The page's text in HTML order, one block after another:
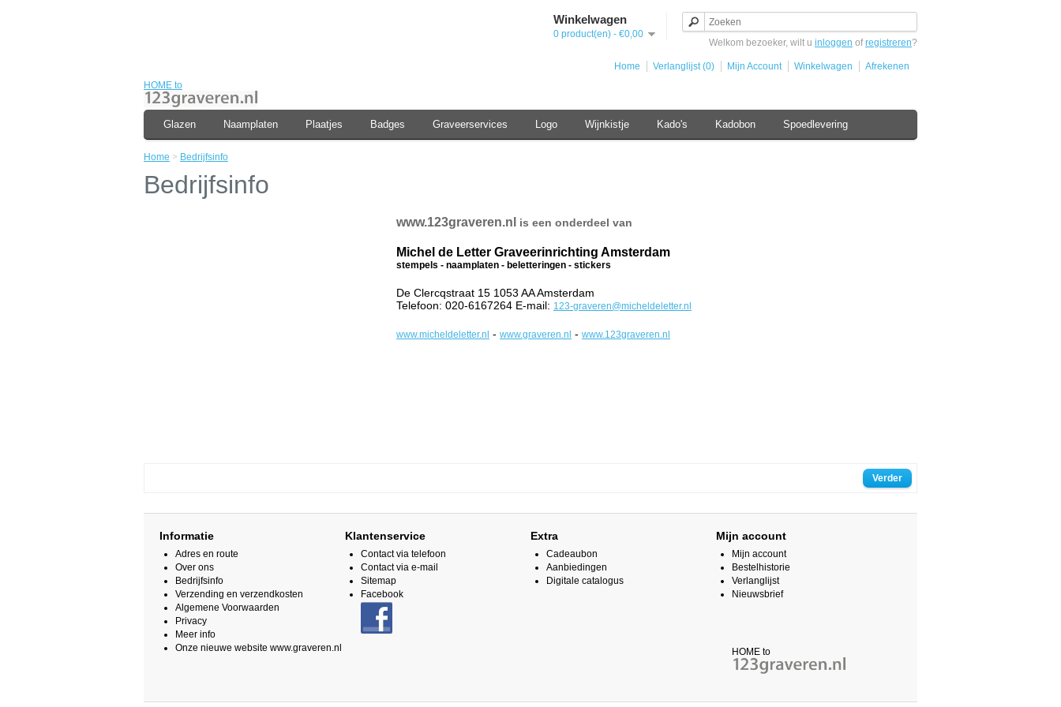
Winkelwagen
0 product(en) - €0,00
Welkom bezoeker, wilt u inloggen ofregistreren?
Home Verlanglijst (0) Mijn Account Winkelwagen
Afrekenen
HOME to
Glazen Naamplaten Plaatjes Badges Graveerservices Logo Wijnkistje Kado's Kadobon Spoedlevering
Home > Bedrijfsinfo
Bedrijfsinfo
www.123graveren.nl is een onderdeel van
Michel de Letter Graveerinrichting Amsterdam
stempels - naamplaten - beletteringen - stickers
De Clercqstraat 15 1053 AA Amsterdam
Telefoon: 020-6167264 E-mail: 123-graveren@micheldeletter.nl
www.micheldeletter.nl - www.graveren.nl - www.123graveren.nl
Verder
Informatie
Adres en route
Over ons
Bedrijfsinfo
Verzending en verzendkosten
Algemene Voorwaarden
Privacy
Meer info
Onze nieuwe website www.graveren.nl
Klantenservice
Contact via telefoon
Contact via e-mail
Sitemap
Facebook
Extra
Cadeaubon
Aanbiedingen
Digitale catalogus
Mijn account
Mijn account
Bestelhistorie
Verlanglijst
Nieuwsbrief
HOME to